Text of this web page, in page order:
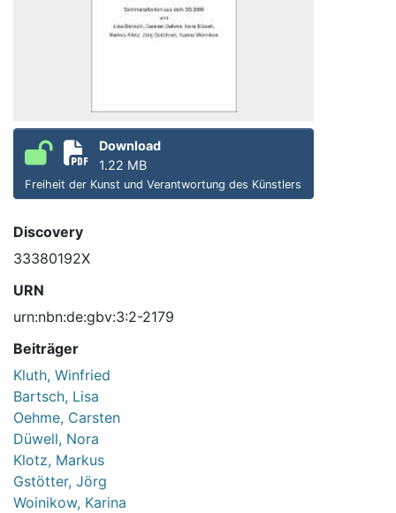
Download
1.22 MB
Freiheit der Kunst und Verantwortung des Künstlers
Discovery
33380192X
URN
urn:nbn:de:gbv:3:2-2179
Beiträger
Kluth, Winfried
Bartsch, Lisa
Oehme, Carsten
Düwell, Nora
Klotz, Markus
Gstötter, Jörg
Woinikow, Karina